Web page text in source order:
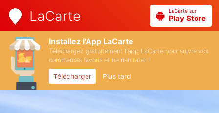
LaCarte LaCarte sur
Play Store
Installez l'App LaCarte
Téléchargez gratuitement l'app LaCarte pour suivre vos
commerces favoris et ne rien rater !
Télécharger Plus tard